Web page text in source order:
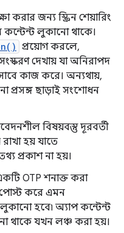
করার জন্য স্ক্রিন শেয়ারিং
লুকানো থাকে।
প্রয়োগ করলে,
দেখায় যা অনিরাপদ
কাজ করে। অন্যথায়,
প্রসঙ্গ ছাড়াই সংশোধন
বিষয়বস্তু দূরবর্তী
হয় যাতে
প্রকাশ না হয়।
OTP শনাক্ত করা
পোস্ট করে এমন
হবে৷ অ্যাপ কন্টেন্ট
থাকে যখন লঞ্চ করা হয়।